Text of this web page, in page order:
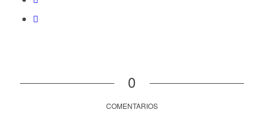
0
COMENTARIOS